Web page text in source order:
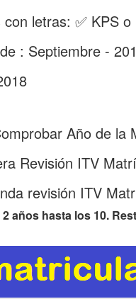
letras: ✅ KPS o
: Septiembre -
Año de la
Revisión ITV
revisión ITV
años hasta los 10.